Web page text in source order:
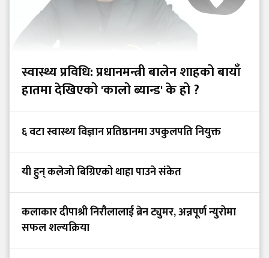
स्वास्थ्य प्रविधि: प्रधानमन्त्री बालेन शाहको बायाँ
हातमा देखिएको 'कालो ब्यान्ड' के हो ?
६ वटा स्वास्थ्य विज्ञान प्रतिष्ठानमा उपकुलपति नियुक्त
यी हुन् कलेजो बिग्रिएको थाहा पाउने संकेत
कलाकार दीपाश्री निरौलालाई ब्रेन ट्युमर, अन्नपूर्ण न्युरोमा
सफल शल्यक्रिया